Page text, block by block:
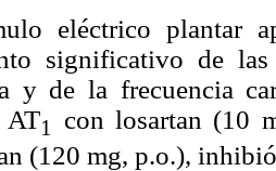
eléctrico plantar
significativo de
y de la frecuencia
AT1
con losartan (10
(120 mg, p.o.),